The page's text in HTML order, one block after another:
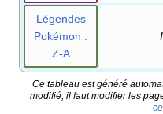
Légendes
Pokémon :
Z-A
Ce tableau est généré
modifié, il faut modifier les